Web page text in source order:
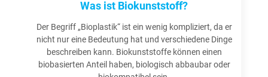
Was ist Biokunststoff?
Der Begriff „Bioplastik“ ist ein wenig kompliziert, da er
nicht nur eine Bedeutung hat und verschiedene Dinge
beschreiben kann. Biokunststoffe können einen
biobasierten Anteil haben, biologisch abbaubar oder